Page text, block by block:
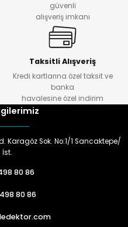
güvenli
alışveriş imkanı
Taksitli Alışveriş
Kredi kartlarına özel taksit ve
banka
havalesine özel indirim
Karagöz Sok. No:1/1 Sancaktepe/
İst.
80 86
80 86